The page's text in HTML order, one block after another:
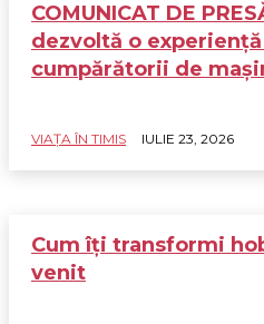
COMUNICAT DE
dezvoltă o
cumpărătorii de
VIAȚA ÎN TIMIS IULIE 23, 2026
Cum îți transformi
venit